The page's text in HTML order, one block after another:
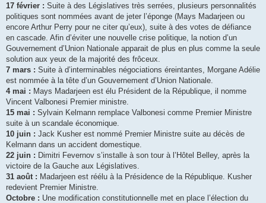
17 février : Suite à des Législatives très serrées, plusieurs personnalités
politiques sont nommées avant de jeter l’éponge (Mays Madarjeen ou
encore Arthur Perry pour ne citer qu’eux), suite à des votes de défiance
en cascade. Afin d’éviter une nouvelle crise politique, la notion d’un
Gouvernement d’Union Nationale apparait de plus en plus comme la seule
solution aux yeux de la majorité des frôceux.
7 mars : Suite à d’interminables négociations éreintantes, Morgane Adélie
est nommée à la tête d’un Gouvernement d’Union Nationale.
4 mai : Mays Madarjeen est élu Président de la République, il nomme
Vincent Valbonesi Premier ministre.
15 mai : Sylvain Kelmann remplace Valbonesi comme Premier Ministre
suite à un scandale économique.
10 juin : Jack Kusher est nommé Premier Ministre suite au décès de
Kelmann dans un accident domestique.
22 juin : Dimitri Fevernov s’installe à son tour à l’Hôtel Belley, après la
victoire de la Gauche aux Législatives.
31 août : Madarjeen est réélu à la Présidence de la République. Kusher
redevient Premier Ministre.
Octobre : Une modification constitutionnelle met en place l’élection du